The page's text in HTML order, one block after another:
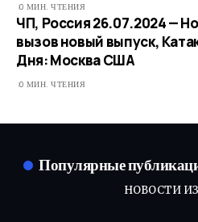
0 МИН. ЧТЕНИЯ
ЧП, Россия 26.07.2024 —
вызов новый выпуск,
Дня: Москва США
0 МИН. ЧТЕНИЯ
Популярные
НОВОСТИ